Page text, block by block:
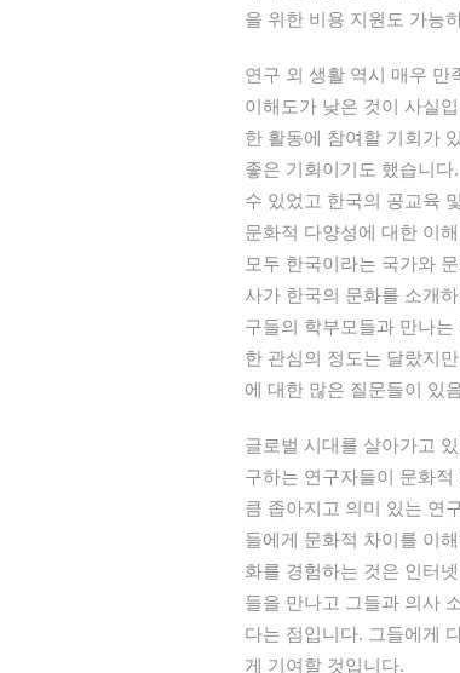
을 위한 비용 지원도 가능
연구 외 생활 역시 매우 만
이해도가 낮은 것이 사실
한 활동에 참여할 기회가
좋은 기회이기도 했습니
수 있었고 한국의 공교육
문화적 다양성에 대한 이
모두 한국이라는 국가와
사가 한국의 문화를 소개
구들의 학부모들과 만나
한 관심의 정도는 달랐지
에 대한 많은 질문들이 있
글로벌 시대를 살아가고
구하는 연구자들이 문화
큼 좁아지고 의미 있는 연
들에게 문화적 차이를 이
화를 경험하는 것은 인터
들을 만나고 그들과 의사
다는 점입니다. 그들에게
게 기여할 것입니다.